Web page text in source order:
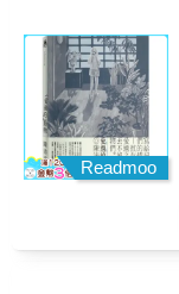
Readmoo